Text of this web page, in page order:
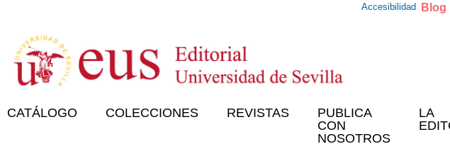
Accesibilidad Blog
CATÁLOGO COLECCIONES REVISTAS
PUBLICA
CON
NOSOTROS
LA